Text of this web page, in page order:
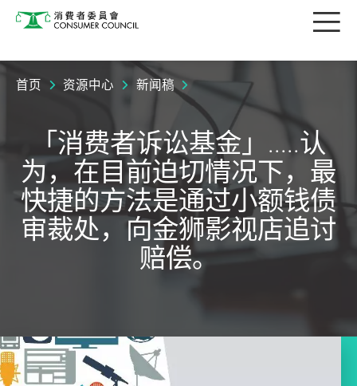
消费者委员会 目
首页 资源中心 新闻稿
「消费者诉讼基金」.....认
为，在目前迫切情况下，最
快捷的方法是通过小额钱债
审裁处，向金狮影视店追讨
赔偿。